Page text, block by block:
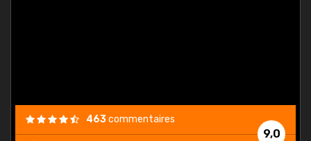
9,0
463commentaires